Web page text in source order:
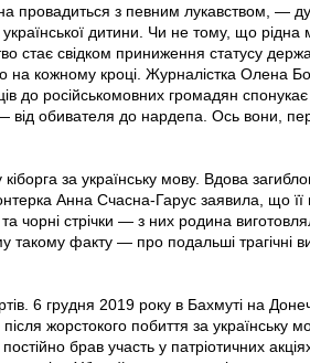
провадиться з певним лукавством, —
дитини. Чи не тому, що рідна
стає свідком приниження статусу
на кожному кроці. Журналістка Олена
до російськомовних громадян
від обивателя до нардепа. Ось вони,
за українську мову. Вдова
Анна Счасна-Гарус заявила, що
чорні стрічки — з них родина
такому факту — про подальші трагічні
6 грудня 2019 року в Бахмуті на
жорстокого побиття за українську
брав участь у патріотичних